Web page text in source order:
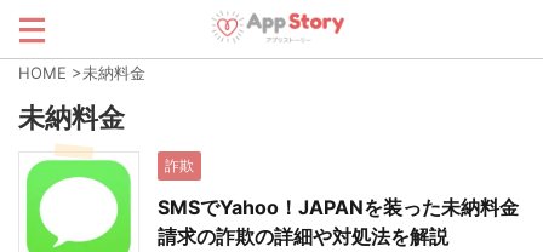
HOME >未納料金
未納料金
詐欺
SMSでYahoo！JAPANを装った未納料金
請求の詐欺の詳細や対処法を解説